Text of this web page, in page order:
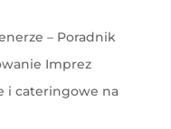
– Poradnik
Imprez
i cateringowe na